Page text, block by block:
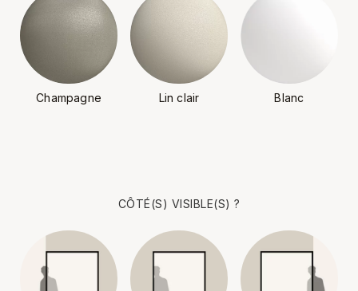
Champagne Lin clair Blanc
CÔTÉ(S) VISIBLE(S) ?